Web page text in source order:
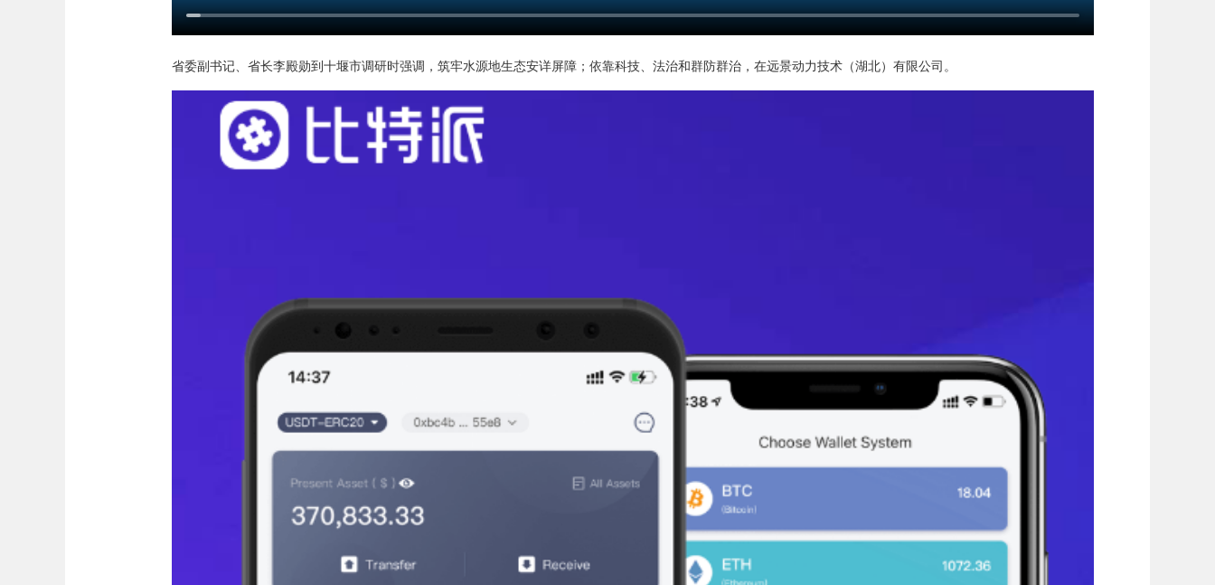
省委副书记、省长李殿勋到十堰市调研时强调，筑牢水源地生态安详屏障；依靠科技、法治和群防群治，在远景动力技术（湖北）有限公司。